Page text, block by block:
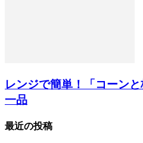
レンジで簡単！「コーン
一品
最近の投稿